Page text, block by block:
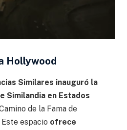
Hollywood
Similares inauguró la
Similandia en Estados
de la Fama de
espacio ofrece